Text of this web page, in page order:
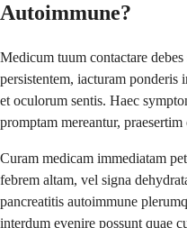
Autoimmune?
Medicum tuum contactare
persistentem, iacturam
et oculorum sentis. Haec
promptam mereantur,
Curam medicam immediatam
febrem altam, vel signa
pancreatitis autoimmune
interdum evenire possunt quae